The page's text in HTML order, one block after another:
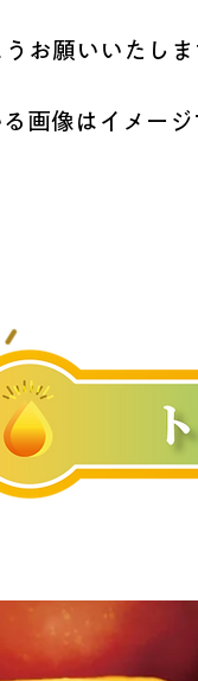
お願いいたし
画像はイメージ